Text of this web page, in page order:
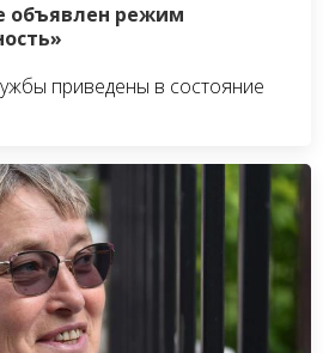
объявлен режим
приведены в состояние